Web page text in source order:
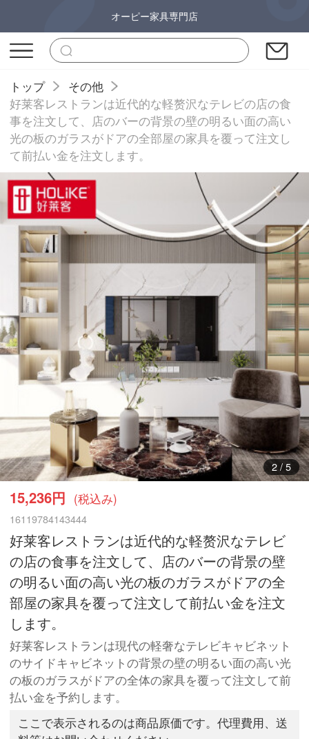
オーピー家具専門店
トップ
その他
好莱客レストランは近代的な軽赘沢なテレビの店の食
事を注文して、店のバーの背景の壁の明るい面の高い
光の板のガラスがドアの全部屋の家具を覆って注文し
て前払い金を注文します。
2/ 5
15,236円 (税込み)
16119784143444
好莱客レストランは近代的な軽赘沢なテレビ
の店の食事を注文して、店のバーの背景の壁
の明るい面の高い光の板のガラスがドアの全
部屋の家具を覆って注文して前払い金を注文
します。
好莱客レストランは現代の軽奢なテレビキャビネット
のサイドキャビネットの背景の壁の明るい面の高い光
の板のガラスがドアの全体の家具を覆って注文して前
払い金を予約します。
ここで表示されるのは商品原価です。代理費用、送